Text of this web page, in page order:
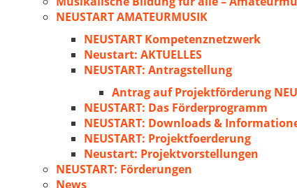
NEUSTART AMATEURMUSIK
NEUSTART Kompetenznetzwerk
Neustart: AKTUELLES
NEUSTART: Antragstellung
Antrag auf Projektförderung
NEUSTART: Das Förderprogramm
NEUSTART: Downloads &
NEUSTART: Projektfoerderung
Neustart: Projektvorstellungen
NEUSTART: Förderungen
News